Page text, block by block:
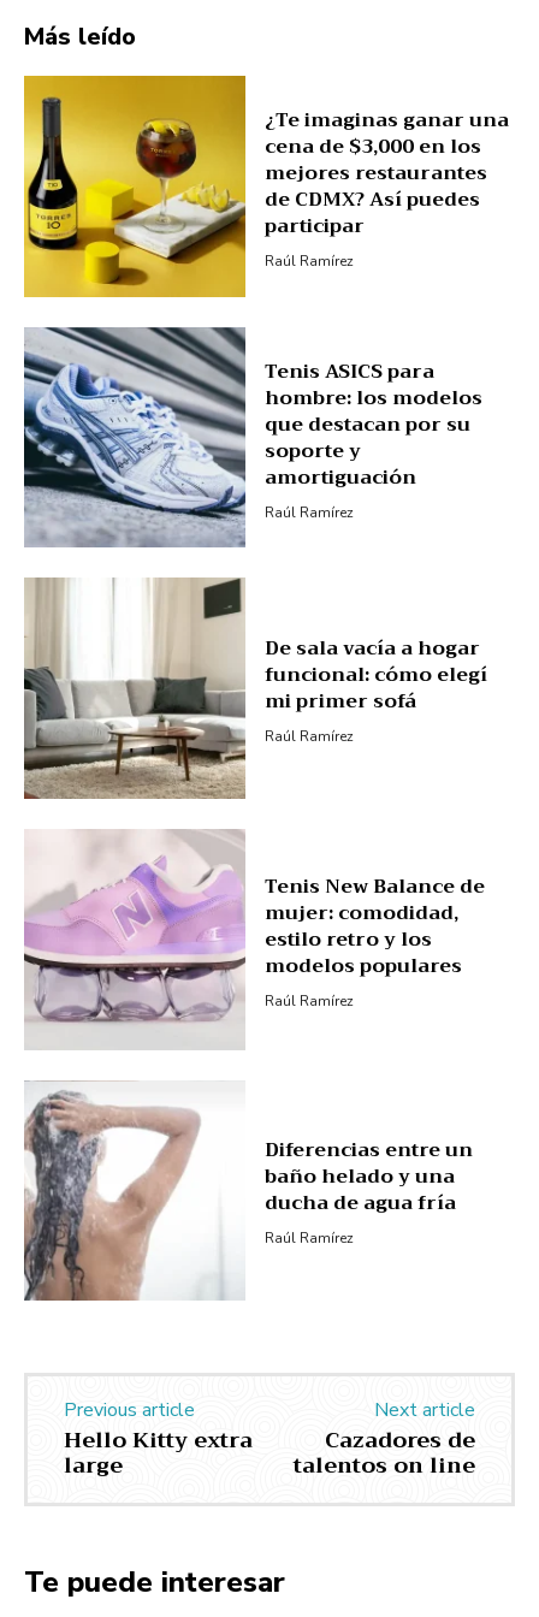
Más leído
¿Te imaginas ganar una
cena de $3,000 en los
mejores restaurantes
de CDMX? Así puedes
participar
Raúl Ramírez
Tenis ASICS para
hombre: los modelos
que destacan por su
soporte y
amortiguación
Raúl Ramírez
De sala vacía a hogar
funcional: cómo elegí
mi primer sofá
Raúl Ramírez
Tenis New Balance de
mujer: comodidad,
estilo retro y los
modelos populares
Raúl Ramírez
Diferencias entre un
baño helado y una
ducha de agua fría
Raúl Ramírez
Previous article
Hello Kitty extra
large
Next article
Cazadores de
talentos on line
Te puede interesar